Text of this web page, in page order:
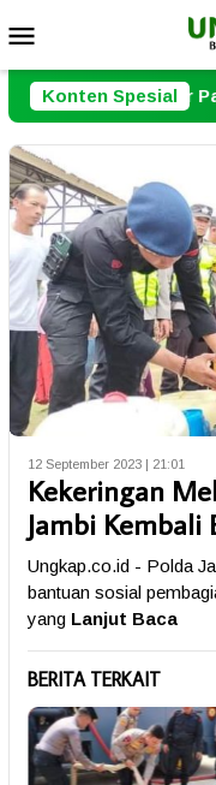
ke
kontenMobile
Konten Spesial
Paket, Seorang Kurir
12 September 2023 | 21:01
Kekeringan
Jambi Kembali
Ungkap.co.id - Polda
bantuan sosial
yang Lanjut Baca
BERITA TERKAIT